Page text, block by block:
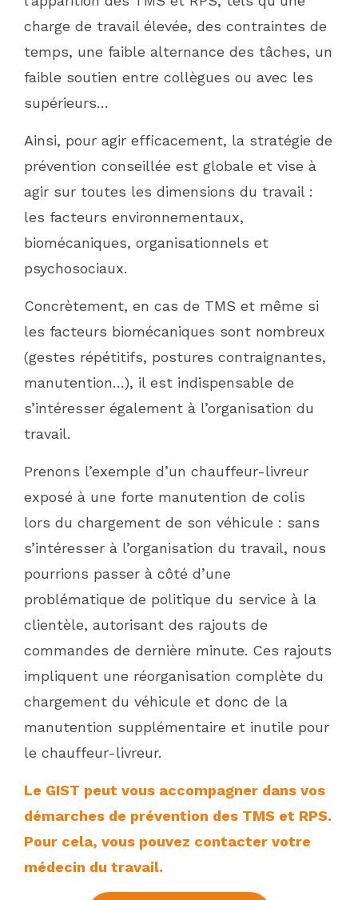
charge de travail élevée, des contraintes de
temps, une faible alternance des tâches, un
faible soutien entre collègues ou avec les
supérieurs…
Ainsi, pour agir efficacement, la stratégie de
prévention conseillée est globale et vise à
agir sur toutes les dimensions du travail :
les facteurs environnementaux,
biomécaniques, organisationnels et
psychosociaux.
Concrètement, en cas de TMS et même si
les facteurs biomécaniques sont nombreux
(gestes répétitifs, postures contraignantes,
manutention…), il est indispensable de
s’intéresser également à l’organisation du
travail.
Prenons l’exemple d’un chauffeur-livreur
exposé à une forte manutention de colis
lors du chargement de son véhicule : sans
s’intéresser à l’organisation du travail, nous
pourrions passer à côté d’une
problématique de politique du service à la
clientèle, autorisant des rajouts de
commandes de dernière minute. Ces rajouts
impliquent une réorganisation complète du
chargement du véhicule et donc de la
manutention supplémentaire et inutile pour
le chauffeur-livreur.
Le GIST peut vous accompagner dans vos
démarches de prévention des TMS et RPS.
Pour cela, vous pouvez contacter votre
médecin du travail.